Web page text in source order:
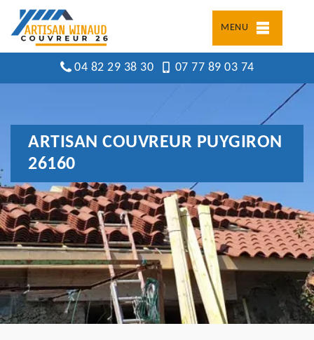
MENU
04 82 29 38 30 07 77 89 03 74
ARTISAN COUVREUR PUYGIRON
26160